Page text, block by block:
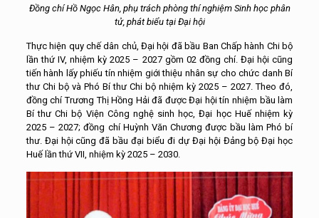
Đồng chí Hồ Ngọc Hân, phụ trách phòng thí nghiệm Sinh học phân
tử, phát biểu tại Đại hội
Thực hiện quy chế dân chủ, Đại hội đã bầu Ban Chấp hành Chi bộ
lần thứ IV, nhiệm kỳ 2025 – 2027 gồm 02 đồng chí. Đại hội cũng
tiến hành lấy phiếu tín nhiệm giới thiệu nhân sự cho chức danh Bí
thư Chi bộ và Phó Bí thư Chi bộ nhiệm kỳ 2025 – 2027. Theo đó,
đồng chí Trương Thị Hồng Hải đã được Đại hội tín nhiệm bầu làm
Bí thư Chi bộ Viện Công nghệ sinh học, Đại học Huế nhiệm kỳ
2025 – 2027; đồng chí Huỳnh Văn Chương được bầu làm Phó bí
thư. Đại hội cũng đã bầu đại biểu đi dự Đại hội Đảng bộ Đại học
Huế lần thứ VII, nhiệm kỳ 2025 – 2030.